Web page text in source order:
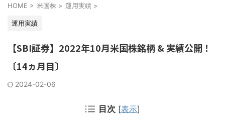
HOME > 米国株 > 運用実績 >
運用実績
【SBI証券】2022年10月米国株銘柄 & 実績公開！
〔14ヵ月目〕
2024-02-06
目次 [表示]